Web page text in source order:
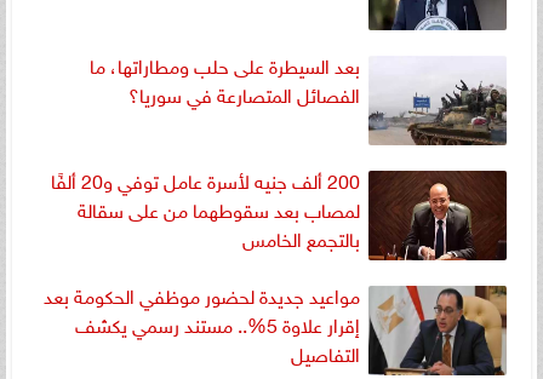
بعد السيطرة على حلب ومطاراتها، ما
الفصائل المتصارعة في سوريا؟
200 ألف جنيه لأسرة عامل توفي و20 ألفًا
لمصاب بعد سقوطهما من على سقالة
بالتجمع الخامس
مواعيد جديدة لحضور موظفي الحكومة بعد
إقرار علاوة 5%.. مستند رسمي يكشف
التفاصيل